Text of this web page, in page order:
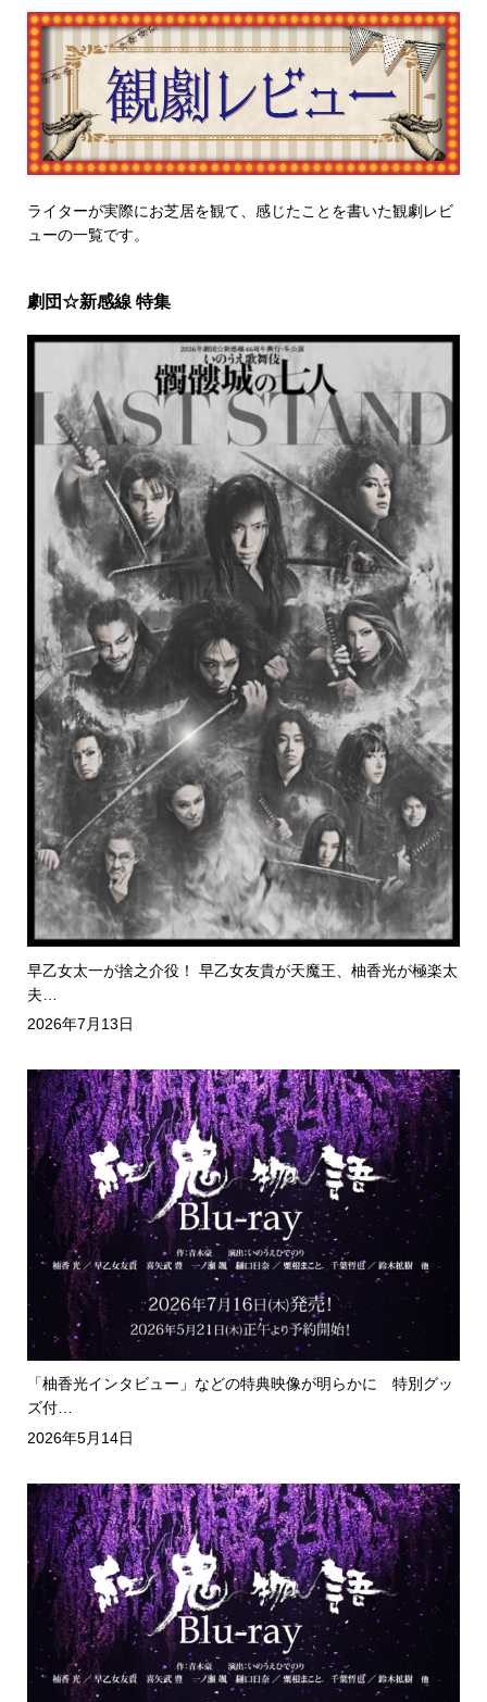
ライターが実際にお芝居を観て、感じたことを書いた観劇レビ
ューの一覧です。
劇団☆新感線 特集
早乙女太一が捨之介役！ 早乙女友貴が天魔王、柚香光が極楽太
夫…
2026年7月13日
「柚香光インタビュー」などの特典映像が明らかに 特別グッ
ズ付…
2026年5月14日